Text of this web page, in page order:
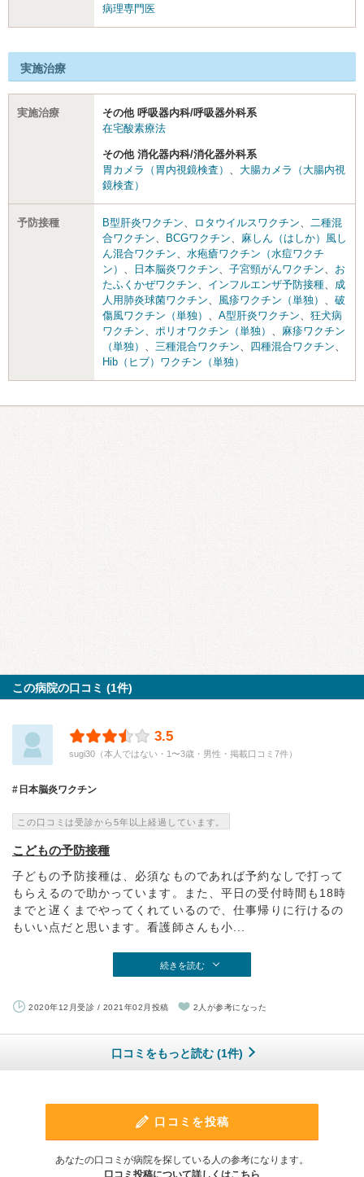
病理専門医
実施治療
実施治療
その他 呼吸器内科/呼吸器外科系
在宅酸素療法
その他 消化器内科/消化器外科系
胃カメラ（胃内視鏡検査）
大腸カメラ（大腸内視
鏡検査）
予防接種 B型肝炎ワクチン ロタウイルスワクチン
二種混
合ワクチン
BCGワクチン
麻しん（はしか）風し
ん混合ワクチン
水疱瘡ワクチン（水痘ワクチ
ン）
日本脳炎ワクチン 子宮頸がんワクチン
お
たふくかぜワクチン
インフルエンザ予防接種
成
人用肺炎球菌ワクチン
風疹ワクチン（単独）
破
傷風ワクチン（単独）
A型肝炎ワクチン
狂犬病
ワクチン
ポリオワクチン（単独）
麻疹ワクチン
（単独）
三種混合ワクチン 四種混合ワクチン
Hib（ヒブ）ワクチン（単独）
この病院の口コミ (1件)
3.5
sugi30（本人ではない・1〜3歳・男性・掲載口コミ7件）
日本脳炎ワクチン
この口コミは受診から5年以上経過しています。
こどもの予防接種
子どもの予防接種は、必須なものであれば予約なしで打って
もらえるので助かっています。また、平日の受付時間も18時
までと遅くまでやってくれているので、仕事帰りに行けるの
もいい点だと思います。看護師さんも小...
続きを読む
2020年12月受診 / 2021年02月投稿 2人が参考になった
口コミをもっと読む (1件)
口コミを投稿
あなたの口コミが病院を探している人の参考になります。
口コミ投稿について詳しくはこちら